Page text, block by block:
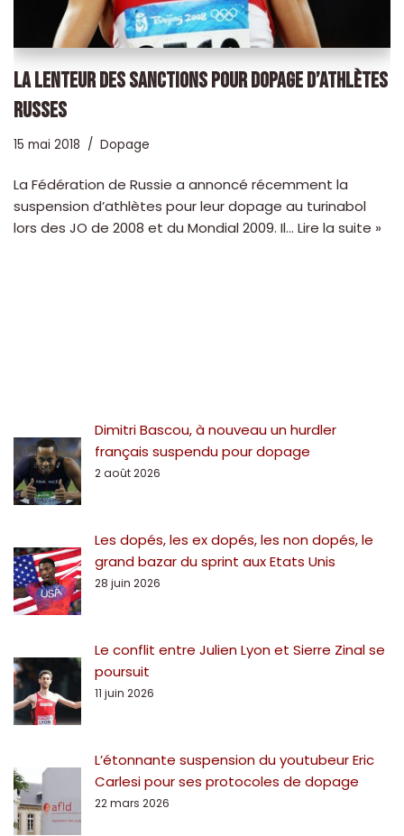
LA LENTEUR DES SANCTIONS POUR DOPAGE D’ATHLÈTES
RUSSES
15 mai 2018 Dopage
La Fédération de Russie a annoncé récemment la
suspension d’athlètes pour leur dopage au turinabol
lors des JO de 2008 et du Mondial 2009. Il… Lire la suite »
Dimitri Bascou, à nouveau un hurdler
français suspendu pour dopage
2 août 2026
Les dopés, les ex dopés, les non dopés, le
grand bazar du sprint aux Etats Unis
28 juin 2026
Le conflit entre Julien Lyon et Sierre Zinal se
poursuit
11 juin 2026
L’étonnante suspension du youtubeur Eric
Carlesi pour ses protocoles de dopage
22 mars 2026